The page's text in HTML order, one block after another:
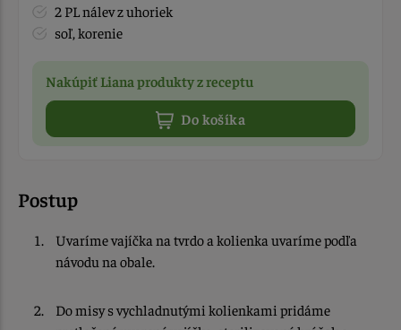
2 PL nálev z uhoriek
soľ, korenie
Nakúpiť Liana produkty z receptu
Do košíka
Postup
Uvaríme vajíčka na tvrdo a kolienka uvaríme podľa
návodu na obale.
Do misy s vychladnutými kolienkami pridáme